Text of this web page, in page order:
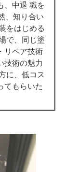
、中退 職を
、知り合い
をはじめる
で、同じ塗
リペア技術
技術の魅力
に、低コス
てもらいた